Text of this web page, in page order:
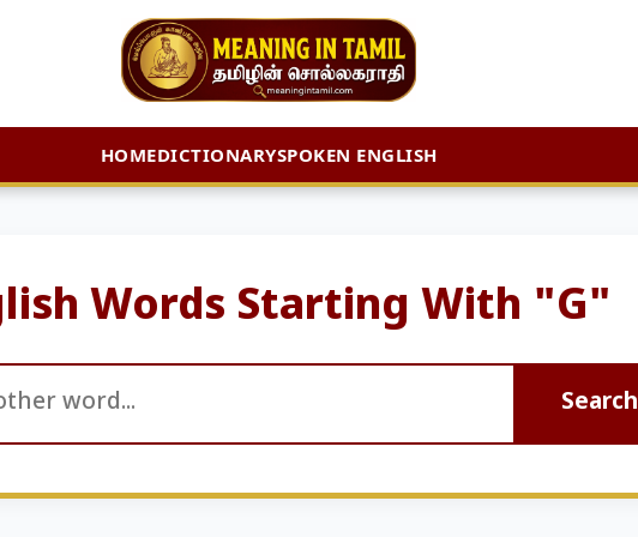
HOMEDICTIONARYSPOKEN ENGLISH
Words Starting With "G"
Search